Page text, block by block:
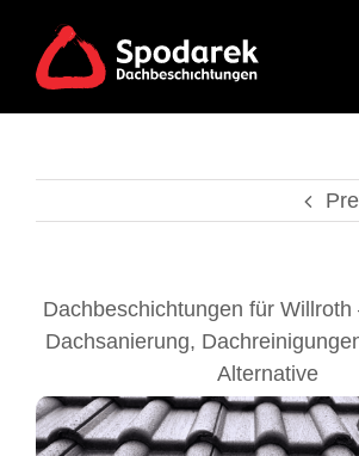
content
Dachbeschichtungen für Willroth
Dachsanierung,
Alternative